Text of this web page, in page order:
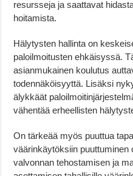
resursseja ja saattavat
hoitamista.
Hälytysten hallinta on
paloilmoitusten ehkäisyssä.
asianmukainen koulutus
todennäköisyyttä. Lisäksi
älykkäät
vähentää erheellisten
On tärkeää myös puuttua
väärinkäytöksiin puuttuminen
valvonnan tehostamisen ja